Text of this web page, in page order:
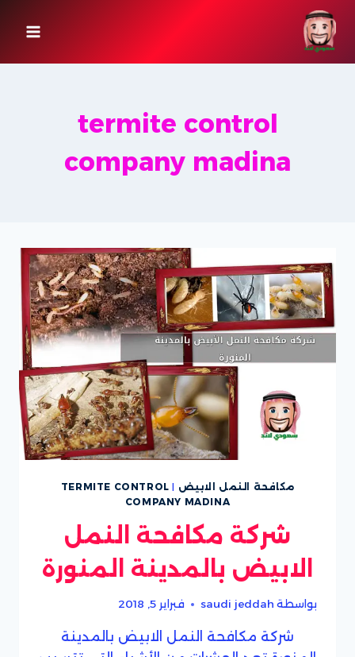
التجاوز
إلى
المحتوى
termite control
company madina
مكافحة النمل الابيض |
TERMITE CONTROL
COMPANY MADINA
شركة مكافحة النمل
الابيض بالمدينة المنورة
بواسطة saudi jeddah فبراير 5, 2018
شركة مكافحة النمل الابيض بالمدينة